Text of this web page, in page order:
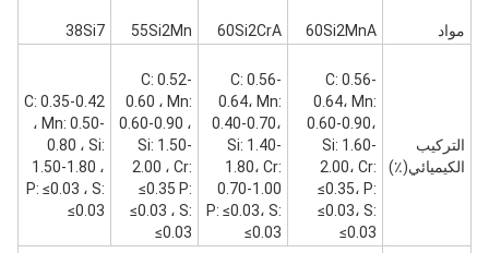
مواد 60Si2MnA
60Si2CrA
55Si2Mn
38Si7
التركيب
الكيميائي(٪)
C: 0.56-
0.64، Mn:
0.60-0.90،
Si: 1.60-
2.00، Cr:
≤0.35، P:
≤0.03، S:
≤0.03
C: 0.56-
0.64، Mn:
0.40-0.70،
Si: 1.40-
1.80، Cr:
0.70-1.00
P: ≤0.03، S:
≤0.03
C: 0.52-
0.60 ، Mn:
0.60-0.90 ،
Si: 1.50-
2.00 ، Cr:
≤0.35 P:
≤0.03 ، S:
≤0.03
C: 0.35-0.42
، Mn: 0.50-
0.80 ، Si:
1.50-1.80 ،
P: ≤0.03 ، S:
≤0.03